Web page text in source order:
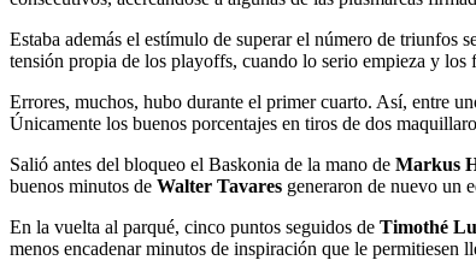
Estaba además el estímulo de superar el número de triunfos
tensión propia de los playoffs, cuando lo serio empieza y los
Errores, muchos, hubo durante el primer cuarto. Así, entre
Únicamente los buenos porcentajes en tiros de dos
Salió antes del bloqueo el Baskonia de la mano de Markus
buenos minutos de Walter Tavares generaron de nuevo un
En la vuelta al parqué, cinco puntos seguidos de Timothé
menos encadenar minutos de inspiración que le permitiesen